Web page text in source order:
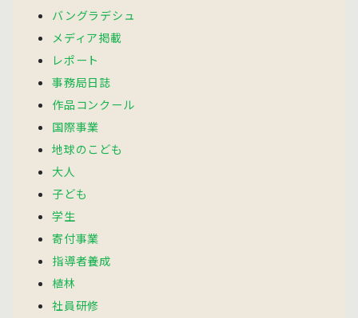
バングラデシュ
メディア掲載
レポート
事務局日誌
作品コンクール
国際事業
地球のこども
大人
子ども
学生
寄付事業
指導者養成
植林
社員研修